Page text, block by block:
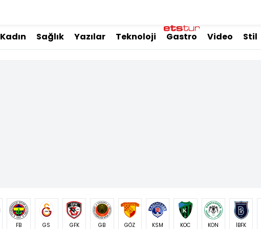
Kadın Sağlık Yazılar Teknoloji Gastro Video Stil
FB GS GFK GB GÖZ KSM KOC KON İBFK